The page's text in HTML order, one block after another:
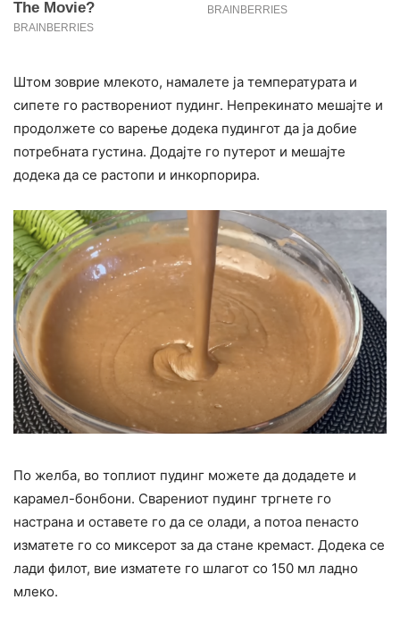
Штом зоврие млекото, намалете ја температурата и
сипете го растворениот пудинг. Непрекинато мешајте и
продолжете со варење додека пудингот да ја добие
потребната густина. Додајте го путерот и мешајте
додека да се растопи и инкорпорира.
По желба, во топлиот пудинг можете да додадете и
карамел-бонбони. Сварениот пудинг тргнете го
настрана и оставете го да се олади, а потоа пенасто
изматете го со миксерот за да стане кремаст. Додека се
лади филот, вие изматете го шлагот со 150 мл ладно
млеко.